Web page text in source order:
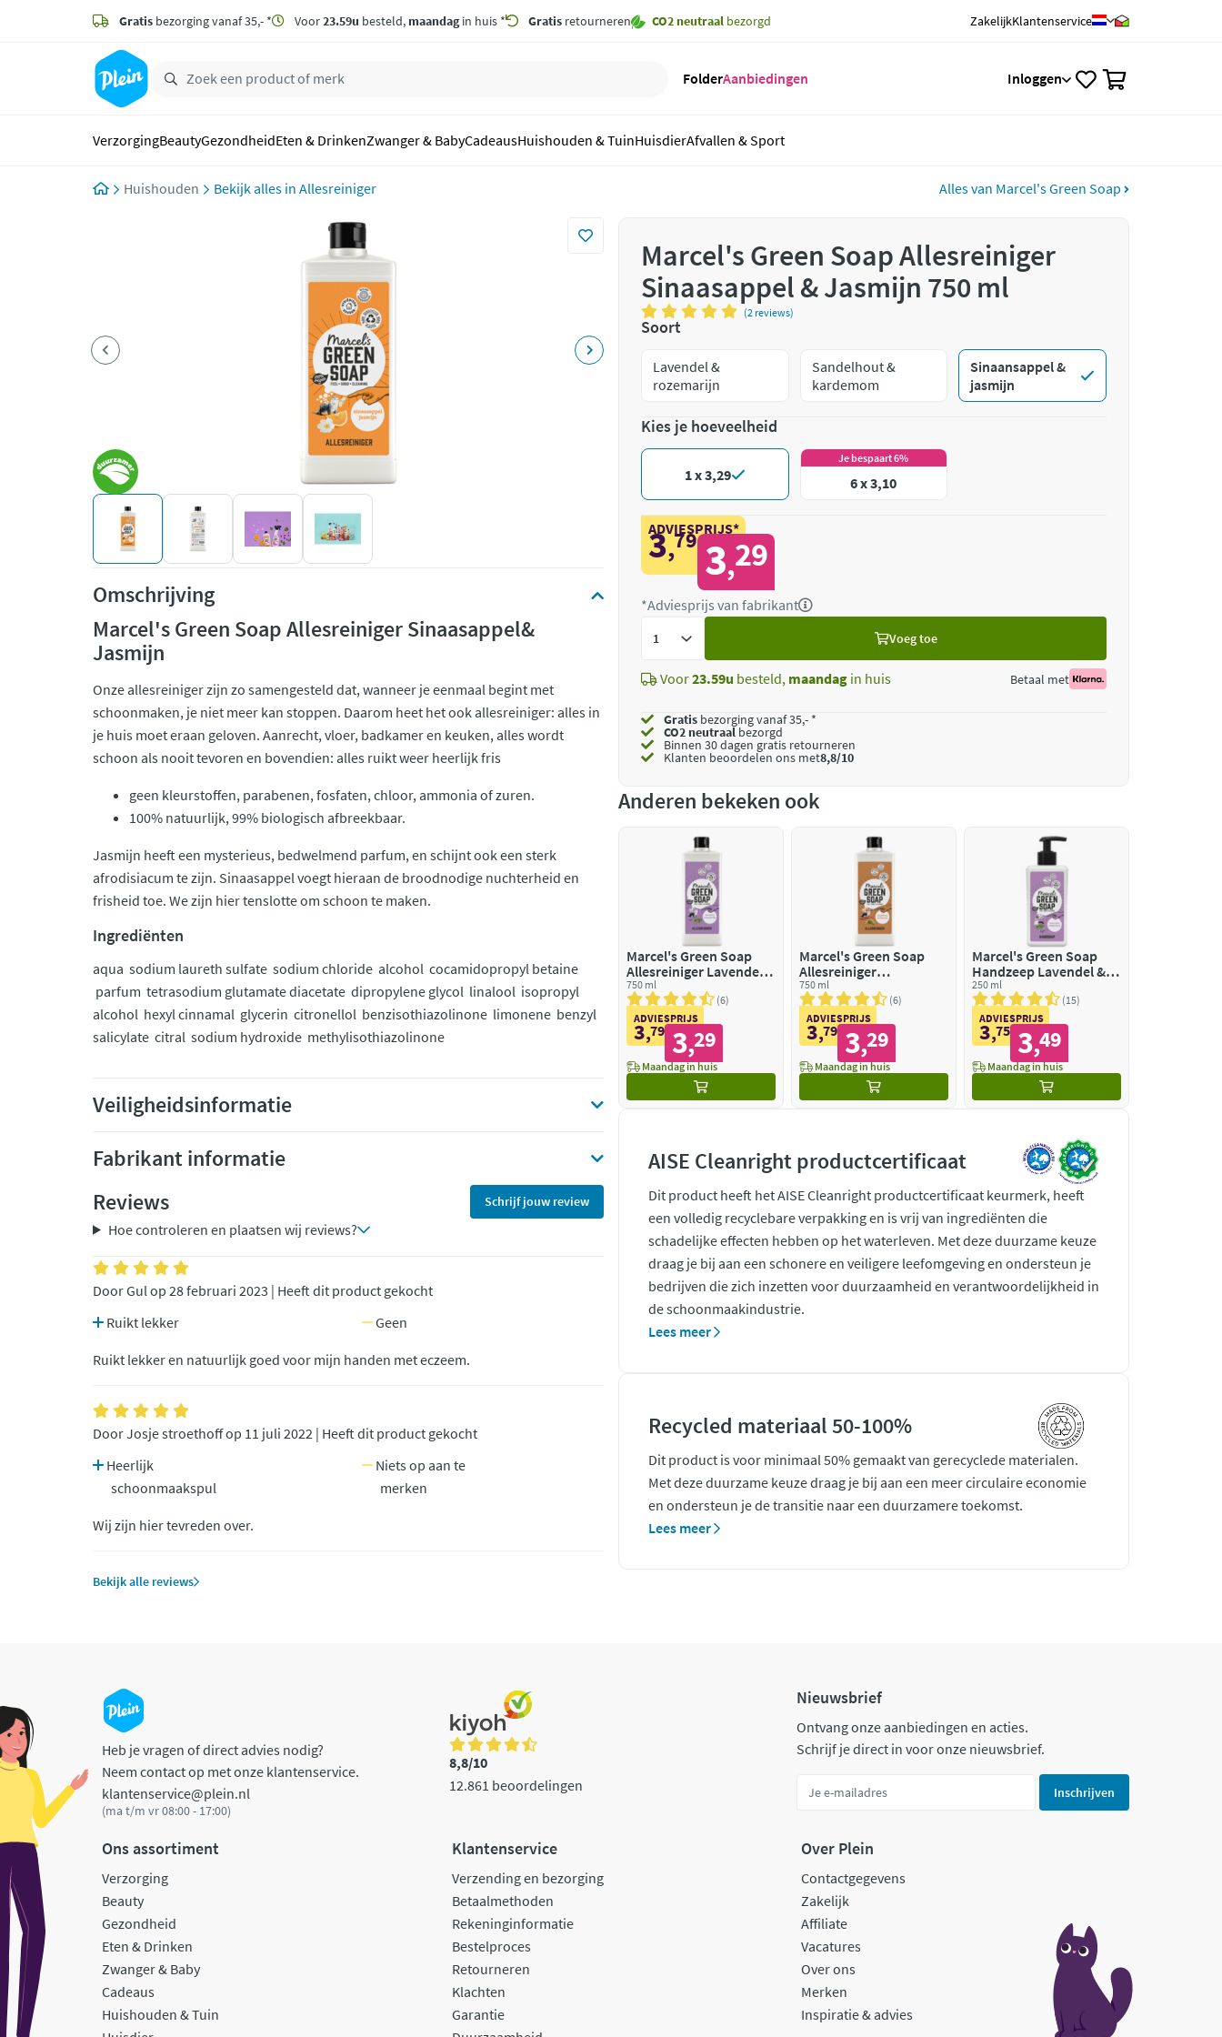
zoeken
hoofdinhoud
Gratis bezorging vanaf 35,- * Voor23.59u besteld, maandagin huis * Gratis retourneren CO2 neutraal bezorgd ZakelijkKlantenservice
FolderAanbiedingen Inloggen
VerzorgingBeautyGezondheidEten & DrinkenZwanger & BabyCadeausHuishouden & TuinHuisdierAfvallen & Sport
Huishouden Allesreiniger Alles van Marcel's Green Soap
Omschrijving
Marcel's Green Soap Allesreiniger Sinaasappel&
Jasmijn
Onze allesreiniger zijn zo samengesteld dat, wanneer je eenmaal begint met
schoonmaken, je niet meer kan stoppen. Daarom heet het ook allesreiniger: alles in
je huis moet eraan geloven. Aanrecht, vloer, badkamer en keuken, alles wordt
schoon als nooit tevoren en bovendien: alles ruikt weer heerlijk fris
geen kleurstoffen, parabenen, fosfaten, chloor, ammonia of zuren.
100% natuurlijk, 99% biologisch afbreekbaar.
Jasmijn heeft een mysterieus, bedwelmend parfum, en schijnt ook een sterk
afrodisiacum te zijn. Sinaasappel voegt hieraan de broodnodige nuchterheid en
frisheid toe. We zijn hier tenslotte om schoon te maken.
Ingrediënten
aqua sodium laureth sulfate sodium chloride alcohol cocamidopropyl betaine
parfum tetrasodium glutamate diacetate dipropylene glycol linalool isopropyl
alcohol hexyl cinnamal glycerin citronellol benzisothiazolinone limonene benzyl
salicylate citral sodium hydroxide methylisothiazolinone
Veiligheidsinformatie
Fabrikant informatie
Reviews
Schrijf jouw review
Hoe controleren en plaatsen wij reviews?
Door Gul op 28 februari 2023 | Heeft dit product gekocht
Ruikt lekker
Geen
Ruikt lekker en natuurlijk goed voor mijn handen met eczeem.
Door Josje stroethoff op 11 juli 2022 | Heeft dit product gekocht
Heerlijk
schoonmaakspul
Niets op aan te
merken
Wij zijn hier tevreden over.
Bekijk alle reviews
Marcel's Green Soap Allesreiniger
Sinaasappel & Jasmijn 750 ml
(2 reviews)
Soort
Lavendel &
rozemarijn
Sandelhout &
kardemom
Sinaansappel &
jasmijn
Kies je hoeveelheid
1 x 3,29
Je bespaart 6%
6 x 3,10
ADVIESPRIJS*
3,79 3,29
*Adviesprijs van fabrikant
Voeg toe
Voor23.59u besteld, maandag in huis Betaal met
Gratis bezorging vanaf 35,- *
CO2 neutraalbezorgd
Binnen 30 dagen gratis retourneren
Klanten beoordelen ons met8,8/10
Anderen bekeken ook
Marcel's Green Soap
Allesreiniger Lavendel &
Rozemarijn
750 ml
6
ADVIESPRIJS
3,79 3,29
Maandag in huis
Marcel's Green Soap
Allesreiniger
Sandelhout &
Kardemom
750 ml
6
ADVIESPRIJS
3,79 3,29
Maandag in huis
Marcel's Green Soap
Handzeep Lavendel &
Rozemarijn
250 ml
15
ADVIESPRIJS
3,75 3,49
Maandag in huis
AISE Cleanright productcertificaat
Dit product heeft het AISE Cleanright productcertificaat keurmerk, heeft
een volledig recyclebare verpakking en is vrij van ingrediënten die
schadelijke effecten hebben op het waterleven. Met deze duurzame keuze
draag je bij aan een schonere en veiligere leefomgeving en ondersteun je
bedrijven die zich inzetten voor duurzaamheid en verantwoordelijkheid in
de schoonmaakindustrie.
Lees meer
Recycled materiaal 50-100%
Dit product is voor minimaal 50% gemaakt van gerecyclede materialen.
Met deze duurzame keuze draag je bij aan een meer circulaire economie
en ondersteun je de transitie naar een duurzamere toekomst.
Lees meer
Heb je vragen of direct advies nodig?
Neem contact op met onze klantenservice.
klantenservice@plein.nl
(ma t/m vr 08:00 - 17:00)
8,8/10
12.861 beoordelingen
Nieuwsbrief
Ontvang onze aanbiedingen en acties.
Schrijf je direct in voor onze nieuwsbrief.
Inschrijven
Ons assortiment
Verzorging
Beauty
Gezondheid
Eten & Drinken
Zwanger & Baby
Cadeaus
Huishouden & Tuin
Klantenservice
Verzending en bezorging
Betaalmethoden
Rekeninginformatie
Bestelproces
Retourneren
Klachten
Garantie
Over Plein
Contactgegevens
Zakelijk
Affiliate
Vacatures
Over ons
Merken
Inspiratie & advies